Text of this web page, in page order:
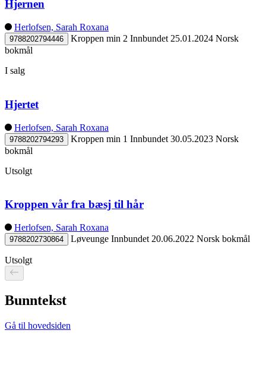
Hjernen
Herlofsen, Sarah Roxana
9788202794446 Kroppen min 2 Innbundet 25.01.2024 Norsk
bokmål
I salg
Hjertet
Herlofsen, Sarah Roxana
9788202794293 Kroppen min 1 Innbundet 30.05.2023 Norsk
bokmål
Utsolgt
Kroppen vår fra bæsj til hår
Herlofsen, Sarah Roxana
9788202730864 Løveunge Innbundet 20.06.2022 Norsk bokmål
Utsolgt
Bunntekst
Gå til hovedsiden